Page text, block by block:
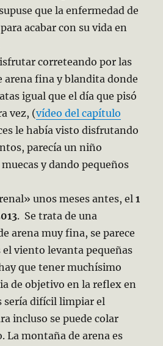
que la enfermedad de
acabar con su vida en
correteando por las
arena fina y blandita donde
igual que el día que pisó
vez, (vídeo del capítulo
le había visto disfrutando
parecía un niño
y dando pequeños
unos meses antes, el1
. Se trata de una
arena muy fina, se parece
el viento levanta pequeñas
que tener muchísimo
de objetivo en la reflex en
sería difícil limpiar el
incluso se puede colar
La montaña de arena es